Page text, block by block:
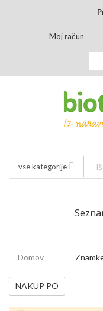
Moj račun
vse kategorije
Domov
NAKUP PO